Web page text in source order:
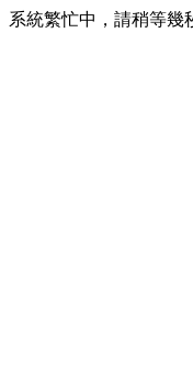
系統繁忙中，請稍等幾